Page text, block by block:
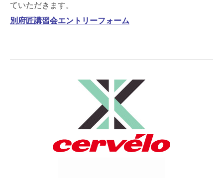
ていただきます。
別府匠講習会エントリーフォーム